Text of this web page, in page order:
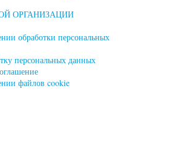
ОРГАНИЗАЦИИ
обработки персональных
персональных данных
файлов cookie